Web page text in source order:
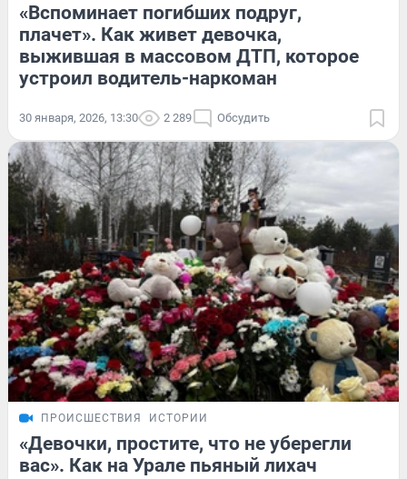
«Вспоминает погибших подруг,
плачет». Как живет девочка,
выжившая в массовом ДТП, которое
устроил водитель-наркоман
30 января, 2026, 13:30 2 289 Обсудить
ПРОИСШЕСТВИЯ ИСТОРИИ
«Девочки, простите, что не уберегли
вас». Как на Урале пьяный лихач